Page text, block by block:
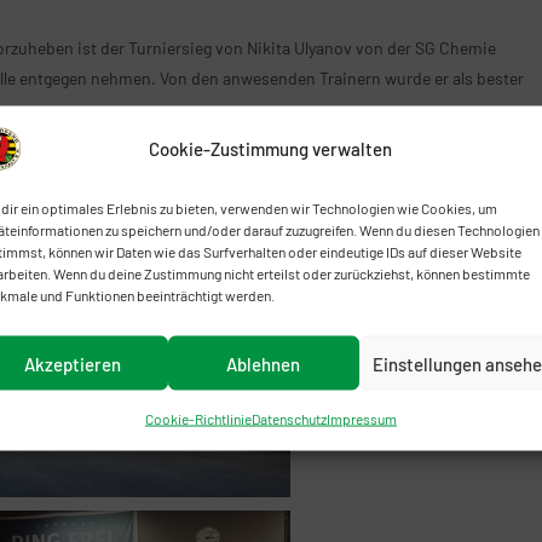
Cookie-Zustimmung verwalten
dir ein optimales Erlebnis zu bieten, verwenden wir Technologien wie Cookies, um
zu speichern und/oder darauf zuzugreifen. Wenn du diesen Technologien
können wir Daten wie das Surfverhalten oder eindeutige IDs auf dieser Website
Wenn du deine Zustimmung nicht erteilst oder zurückziehst, können bestimmte
und Funktionen beeinträchtigt werden.
Akzeptieren Ablehnen Einstellungen
Cookie-RichtlinieDatenschutzImpressum
ist der Turniersieg von Nikita Ulyanov von der SG Chemie
entgegen nehmen. Von den anwesenden Trainern wurde er als bester
(Blau Weiß Könnern) nur knapp. Dritte Plätze gingen an Philipp
Alexander Lehmann (Punching Magdeburg) und Kevin Kirchner (Blau
bedankt sich bei den Sportlern für die tolle Leistung. Einen großen
Kräften unterstützt haben.